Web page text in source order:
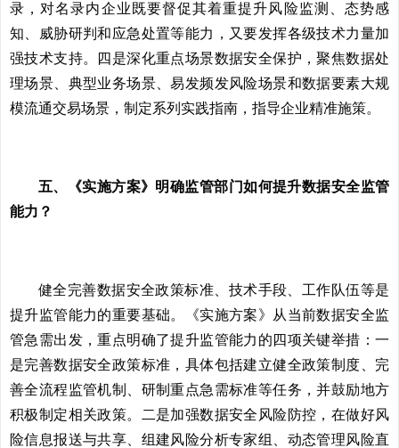
录，对名录内企业既要督促其着重提升风险监测、态势感
知、威胁研判和应急处置等能力，又要发挥各级技术力量加
强技术支持。四是深化重点场景数据安全保护，聚焦数据处
理场景、典型业务场景、易发频发风险场景和数据要素大规
模流通交易场景，制定系列实践指南，指导企业精准施策。
五、《实施方案》明确监管部门如何提升数据安全监管
能力？
健全完善数据安全政策标准、技术手段、工作队伍等是
提升监管能力的重要基础。《实施方案》从当前数据安全监
管急需出发，重点明确了提升监管能力的四项关键举措：一
是完善数据安全政策标准，具体包括建立健全政策制度、完
善全流程监管机制、研制重点急需标准等任务，并鼓励地方
积极制定相关政策。二是加强数据安全风险防控，在做好风
险信息报送与共享、组建风险分析专家组、动态管理风险直